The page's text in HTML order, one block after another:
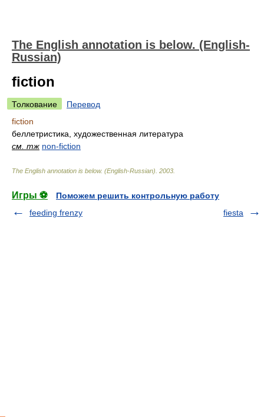
The English annotation is below. (English-
Russian)
fiction
Толкование
Перевод
fiction
беллетристика, художественная литература
см. тж non-fiction
The English annotation is below. (English-Russian) 2003
Игры ⚽
Поможем решить контрольную работу
feeding frenzy
fiesta